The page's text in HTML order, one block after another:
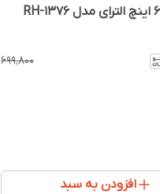
دم باریک 6 اینچ الترای مدل RH-1376
۶۹۹٬۸۰۰
افزودن به سبد